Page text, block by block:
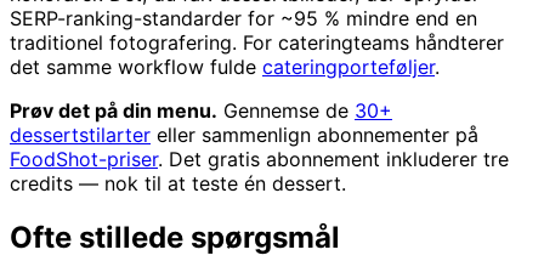
SERP-ranking-standarder for ~95 % mindre end en
traditionel fotografering. For cateringteams håndterer
det samme workflow fulde cateringporteføljer.
Prøv det på din menu. Gennemse de 30+
dessertstilarter eller sammenlign abonnementer på
FoodShot-priser. Det gratis abonnement inkluderer tre
credits — nok til at teste én dessert.
Ofte stillede spørgsmål